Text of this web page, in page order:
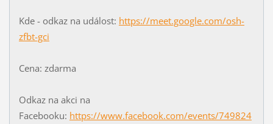
Kde - odkaz na událost: https://meet.google.com/osh-
zfbt-gci
Cena: zdarma
Odkaz na akci na
Facebooku: https://www.facebook.com/events/749824